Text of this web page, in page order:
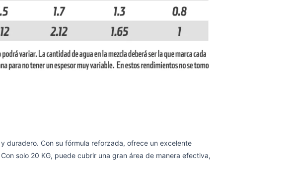
y duradero. Con su fórmula reforzada, ofrece un excelente
solo 20 KG, puede cubrir una gran área de manera efectiva,